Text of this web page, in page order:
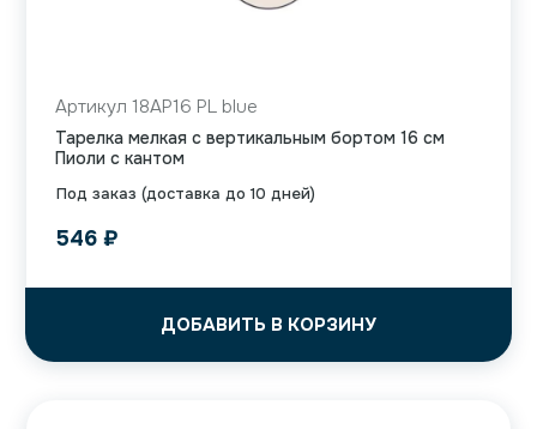
Под заказ (доставка до 10 дней)
Артикул 18AP16 PL blue
Тарелка мелкая с вертикальным бортом 16 см
Пиоли с кантом
546 ₽
ДОБАВИТЬ В КОРЗИНУ